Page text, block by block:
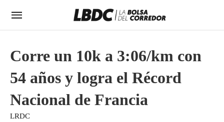
Corre un 10k a 3:06/km con
54 años y logra el Récord
Nacional de Francia
LRDC